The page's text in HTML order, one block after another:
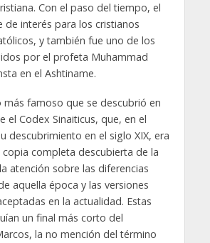
Con el paso del tiempo, el
de interés para los cristianos
y también fue uno de los
por el profeta Muhammad
en el Ashtiname.
más famoso que se descubrió en
el Codex Sinaiticus, que, en el
descubrimiento en el siglo XIX, era
completa descubierta de la
atención sobre las diferencias
aquella época y las versiones
en la actualidad. Estas
un final más corto del
la no mención del término